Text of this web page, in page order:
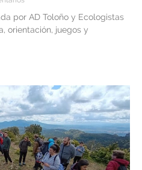
por AD Toloño y Ecologistas
orientación, juegos y